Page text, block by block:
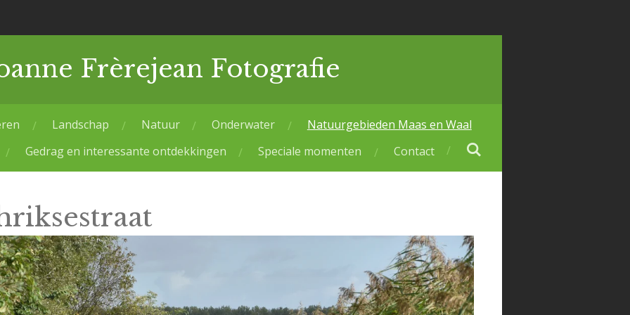
Frèrejean Fotografie
Landschap Natuur Onderwater
Natuurgebieden Maas en Waal
Gedrag en interessante ontdekkingen Speciale momenten Contact